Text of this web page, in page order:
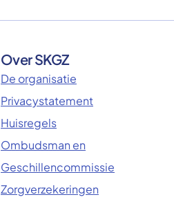
Over SKGZ
De organisatie
Privacystatement
Huisregels
Ombudsman en
Geschillencommissie
Zorgverzekeringen